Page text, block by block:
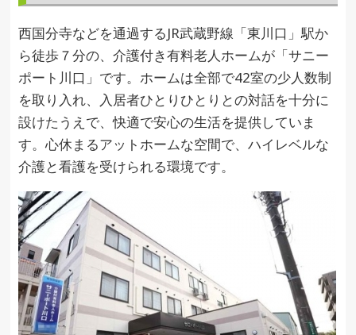
西国分寺などを通過するJR武蔵野線「東川口」駅か
ら徒歩７分の、介護付き有料老人ホームが「サニー
ポート川口」です。ホームは全部で42室の少人数制
を取り入れ、入居者ひとりひとりとの対話を十分に
設けたうえで、快適で安心の生活を提供していま
す。心休まるアットホームな空間で、ハイレベルな
介護と看護を受けられる環境です。